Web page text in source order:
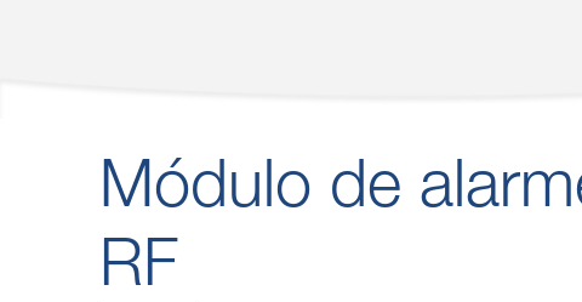
Módulo de
RF